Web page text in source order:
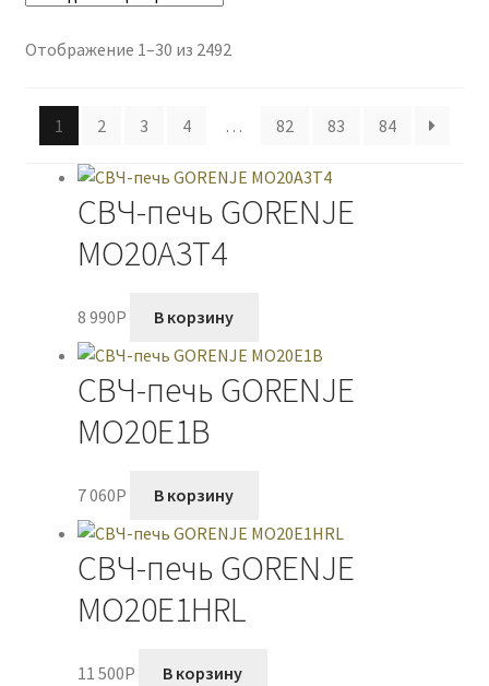
Отображение 1–30 из 2492
1 2 3 4 … 82 83 84
СВЧ-печь GORENJE
MO20A3T4
8 990P В корзину
СВЧ-печь GORENJE
MO20E1B
7 060P В корзину
СВЧ-печь GORENJE
MO20E1HRL
11 500P В корзину